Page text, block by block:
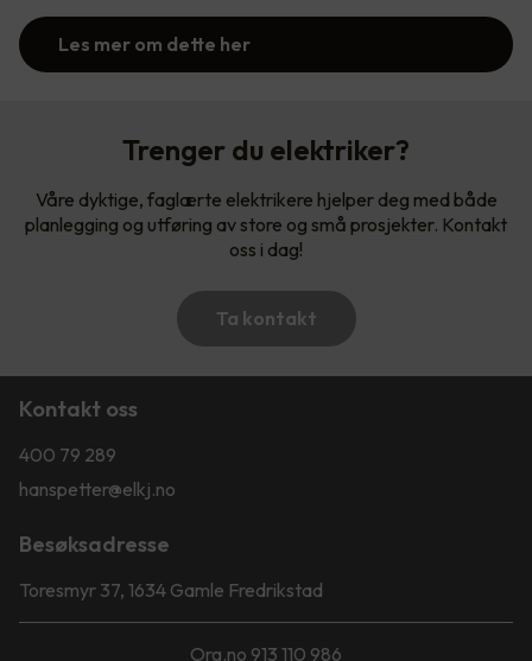
Les mer om dette her
Trenger du elektriker?
Våre dyktige, faglærte elektrikere hjelper deg med både
planlegging og utføring av store og små prosjekter. Kontakt
oss i dag!
Ta kontakt
Kontakt oss
400 79 289
hanspetter@elkj.no
Besøksadresse
Toresmyr 37, 1634 Gamle Fredrikstad
Org.no 913 110 986